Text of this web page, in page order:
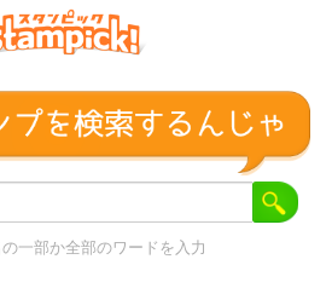
一部か全部のワードを入力